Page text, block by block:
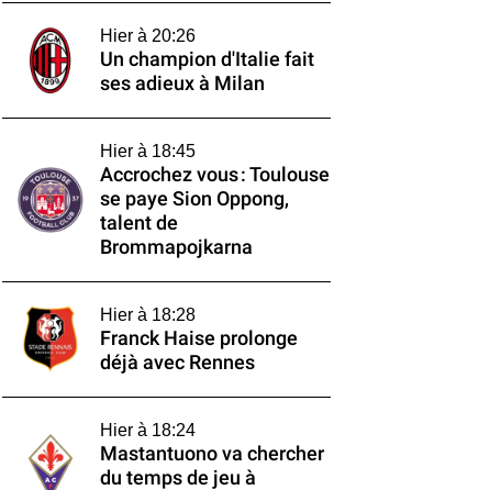
Hier à 20:26
Un champion d'Italie fait
ses adieux à Milan
Hier à 18:45
Accrochez vous : Toulouse
se paye Sion Oppong,
talent de
Brommapojkarna
Hier à 18:28
Franck Haise prolonge
déjà avec Rennes
Hier à 18:24
Mastantuono va chercher
du temps de jeu à